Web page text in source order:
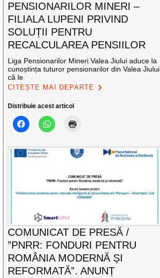
PENSIONARILOR MINERI –
FILIALA LUPENI PRIVIND
SOLUȚII PENTRU
RECALCULAREA PENSIILOR
Liga Pensionarilor Mineri Valea Jiului aduce la
cunoștința tuturor pensionarilor din Valea Jiului
că le
CITEȘTE MAI DEPARTE
Distribuie acest articol
COMUNICAT DE PRESĂ /
”PNRR: FONDURI PENTRU
ROMÂNIA MODERNĂ ȘI
REFORMATĂ”. ANUNȚ